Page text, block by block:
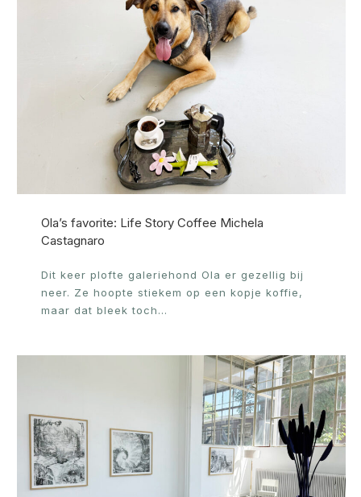
Ola’s favorite: Life Story Coffee Michela
Castagnaro
Dit keer plofte galeriehond Ola er gezellig bij
neer. Ze hoopte stiekem op een kopje koffie,
maar dat bleek toch…